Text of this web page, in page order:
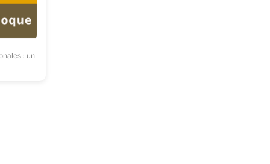
: un